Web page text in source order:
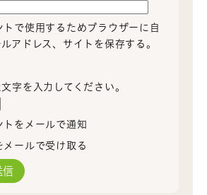
トで使用するためブラウザーに自
アドレス、サイトを保存する。
字を入力してください。
トをメールで通知
メールで受け取る